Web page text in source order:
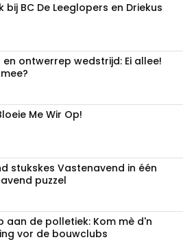
bij BC De Leeglopers en Driekus
en ontwerrep wedstrijd: Ei allee!
Me Wir Op!
stukskes Vastenavend in één
puzzel
aan de polletiek: Kom mè d'n
vor de bouwclubs